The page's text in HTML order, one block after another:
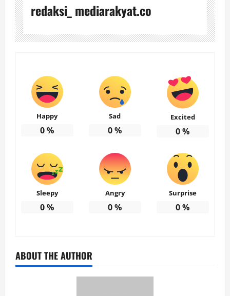
redaksi_ mediarakyat.co
Happy
0%
Sad
0%
Excited
0%
Sleepy
0%
Angry
0%
Surprise
0%
ABOUT THE AUTHOR